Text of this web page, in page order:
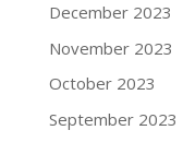
December 2023
November 2023
October 2023
September 2023